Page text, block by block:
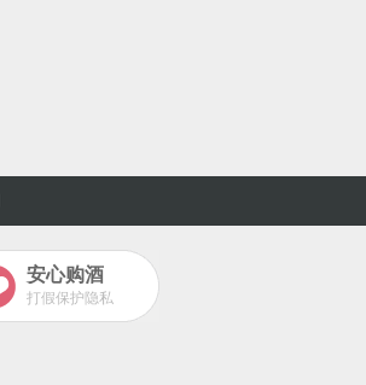
安心购酒
打假保护隐私